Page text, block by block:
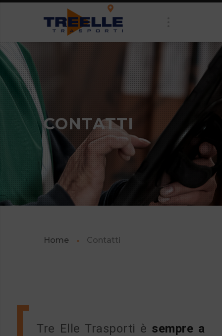
CONTATTI
Home Contatti
Tre Elle Trasporti è sempre a